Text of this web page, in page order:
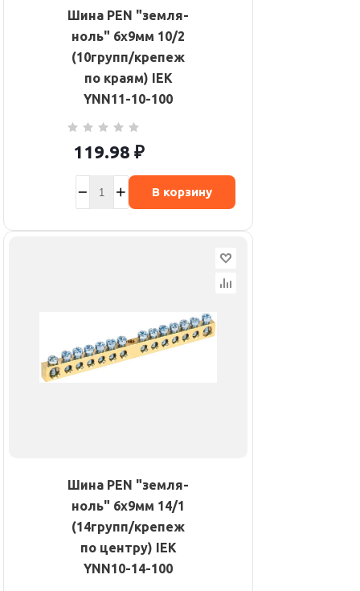
Шина PEN "земля-
ноль" 6х9мм 10/2
(10групп/крепеж
по краям) IEK
YNN11-10-100
119.98 ₽
В корзину
Шина PEN "земля-
ноль" 6х9мм 14/1
(14групп/крепеж
по центру) IEK
YNN10-14-100